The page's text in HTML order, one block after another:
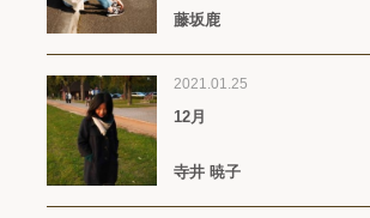
藤坂鹿
2021.01.25
12月
寺井 暁子